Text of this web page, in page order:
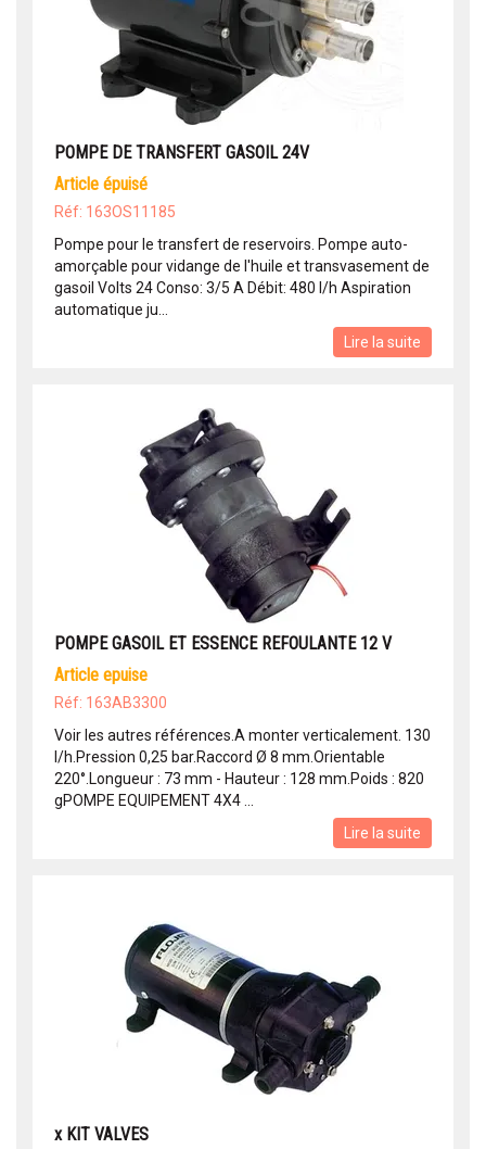
POMPE DE TRANSFERT GASOIL 24V
article épuisé
Réf: 163OS11185
Pompe pour le transfert de reservoirs. Pompe auto-
amorçable pour vidange de l'huile et transvasement de
gasoil Volts 24 Conso: 3/5 A Débit: 480 l/h Aspiration
automatique ju...
Lire la suite
POMPE GASOIL ET ESSENCE REFOULANTE 12 V
article epuise
Réf: 163AB3300
Voir les autres références.A monter verticalement. 130
l/h.Pression 0,25 bar.Raccord Ø 8 mm.Orientable
220°.Longueur : 73 mm - Hauteur : 128 mm.Poids : 820
gPOMPE EQUIPEMENT 4X4 ...
Lire la suite
x KIT VALVES